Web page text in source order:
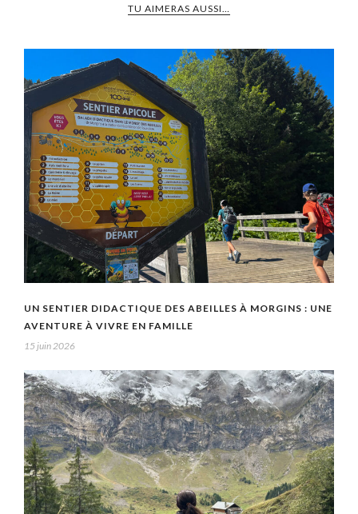
TU AIMERAS AUSSI…
UN SENTIER DIDACTIQUE DES ABEILLES À MORGINS : UNE
AVENTURE À VIVRE EN FAMILLE
15 juin 2026